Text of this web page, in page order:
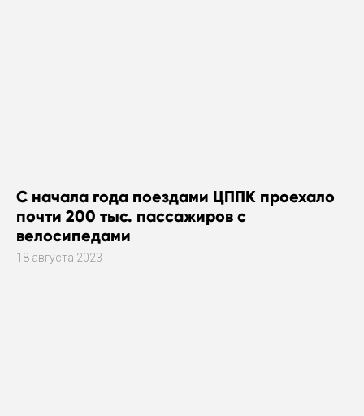
С начала года поездами ЦППК проехало
почти 200 тыс. пассажиров с
велосипедами
18 августа 2023